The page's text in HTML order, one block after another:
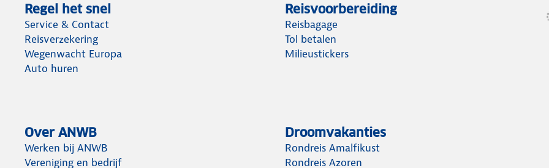
Regel het snel
Service & Contact
Reisverzekering
Wegenwacht Europa
Auto huren
Reisvoorbereiding
Reisbagage
Tol betalen
Milieustickers
Over ANWB
Werken bij ANWB
Vereniging en bedrijf
Droomvakanties
Rondreis Amalfikust
Rondreis Azoren